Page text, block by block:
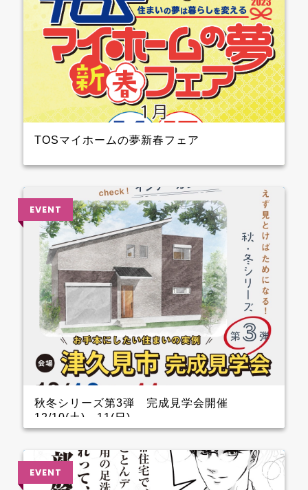
TOSマイホームの夢新春フェア
ホーム も参加しますよ 3階大ホール№8のブースでプ
レゼントを準備して待ってます～ ぜひ、お越しくださ
い♪♪
秋冬シリーズ第3弾 完成見学会開催
12/10(土)～11(日)
インナーガレージがある家 完成見学会のお知らせ
クレバリーホーム完成見学会！ 12月10日(土)11日
(日) ■会場：大分県津久見市 ご予約いただいた方に